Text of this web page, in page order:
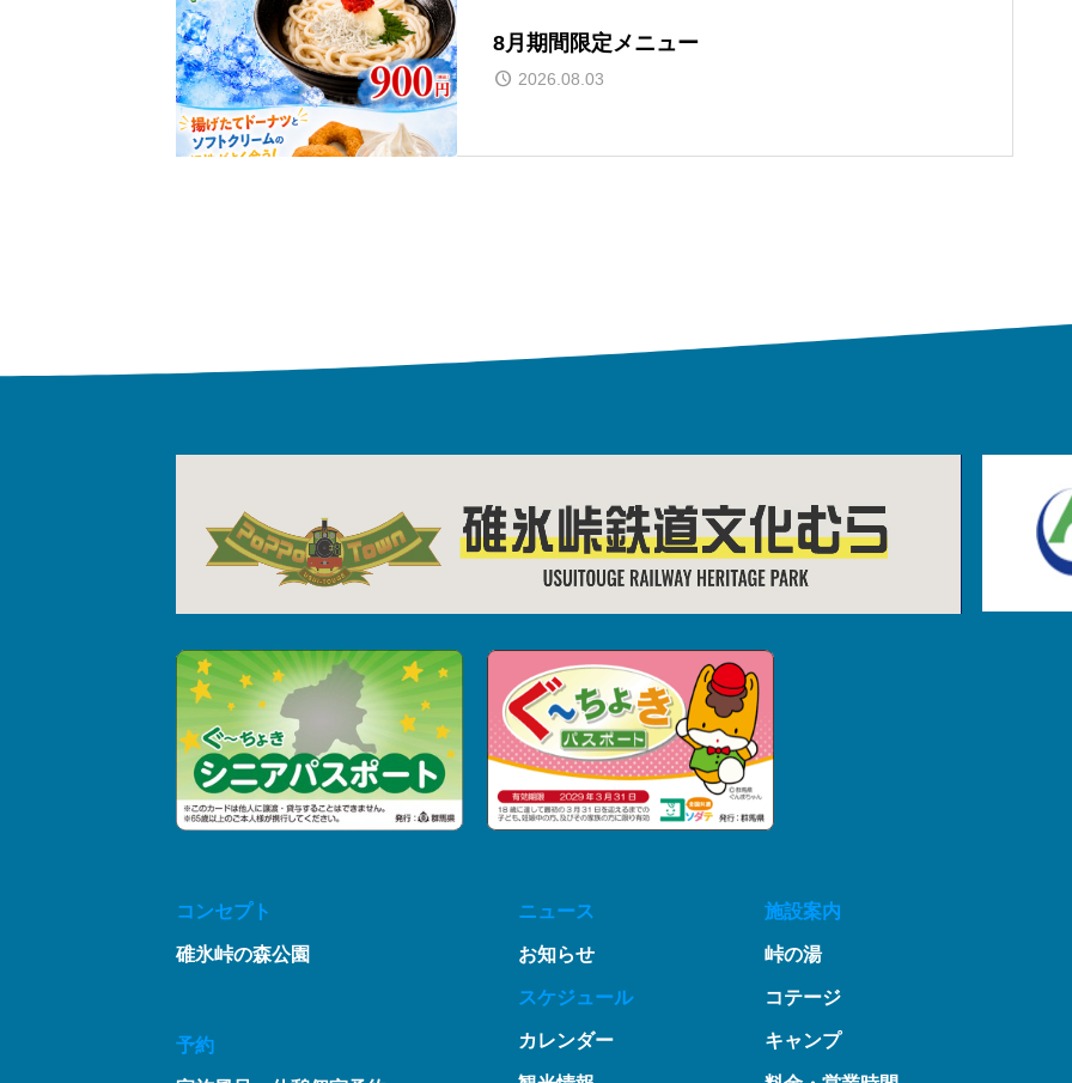
8月期間限定メニュー
2026.08.03
コンセプト
碓氷峠の森公園
予約
ニュース
お知らせ
スケジュール
カレンダー
施設案内
峠の湯
コテージ
キャンプ